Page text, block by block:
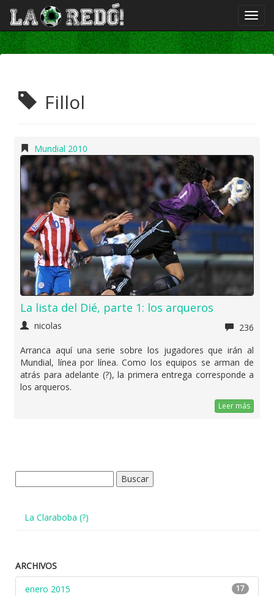
Fillol
Mundial 2010
La lista del Dié, parte 1: los arqueros
nicolas
236
Arranca aquí una serie sobre los jugadores que irán al
Mundial, línea por línea. Como los equipos se arman de
atrás para adelante (?), la primera entrega corresponde a
los arqueros.
Leer más
La Claraboba (?)
ARCHIVOS
enero 2015
17